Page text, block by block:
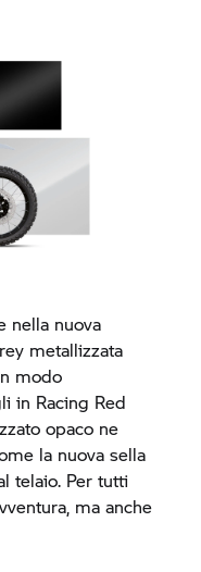
nella nuova
metallizzata
modo
in Racing Red
opaco ne
la nuova sella
telaio. Per tutti
ma anche